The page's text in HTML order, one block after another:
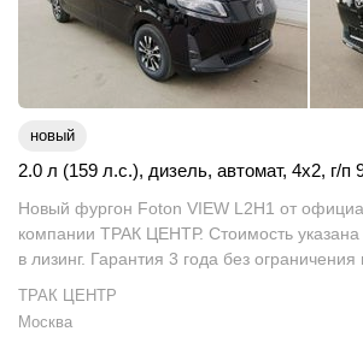
новый
2.0 л (159 л.с.), дизель, автомат, 4x2, г/п
Новый фургон Foton VIEW L2H1 от
компании ТРАК ЦЕНТР. Стоимость
в лизинг. Гарантия 3 года без ограничения
ТРАК ЦЕНТР
Москва